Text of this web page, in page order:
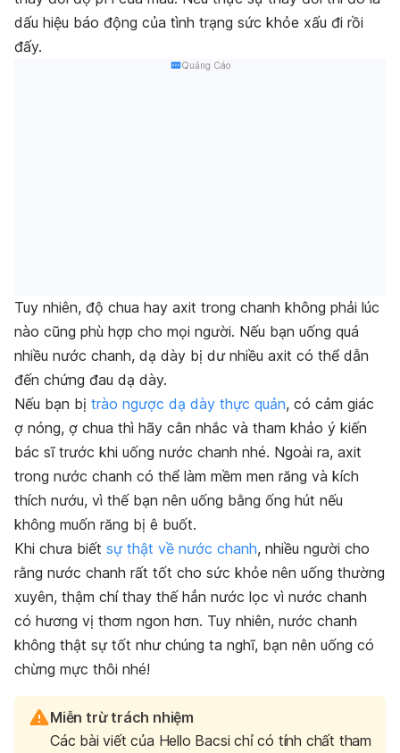
dấu hiệu báo động của tình trạng sức khỏe xấu đi rồi
đấy.
Quảng Cáo
Tuy nhiên, độ chua hay axit trong chanh không phải lúc
nào cũng phù hợp cho mọi người. Nếu bạn uống quá
nhiều nước chanh, dạ dày bị dư nhiều axit có thể dẫn
đến chứng đau dạ dày.
Nếu bạn bị trào ngược dạ dày thực quản, có cảm giác
ợ nóng, ợ chua thì hãy cân nhắc và tham khảo ý kiến
bác sĩ trước khi uống nước chanh nhé. Ngoài ra, axit
trong nước chanh có thể làm mềm men răng và kích
thích nướu, vì thế bạn nên uống bằng ống hút nếu
không muốn răng bị ê buốt.
Khi chưa biết sự thật về nước chanh, nhiều người cho
rằng nước chanh rất tốt cho sức khỏe nên uống thường
xuyên, thậm chí thay thế hẳn nước lọc vì nước chanh
có hương vị thơm ngon hơn. Tuy nhiên, nước chanh
không thật sự tốt như chúng ta nghĩ, bạn nên uống có
chừng mực thôi nhé!
Miễn trừ trách nhiệm
Các bài viết của Hello Bacsi chỉ có tính chất tham